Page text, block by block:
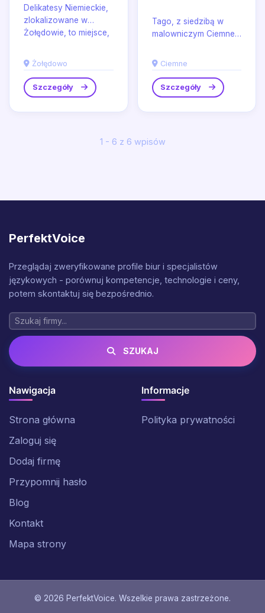
Delikatesy Niemieckie,
zlokalizowane w
Żołędowie, to miejsce,
kulinarnych doznań
spotyka się...
Żołędowo
Szczegóły
Tago, z siedzibą w
malowniczym Ciemne,
producent ciastek i
słodyczy, oferujący
produkty...
Ciemne
Szczegóły
1 - 6 z 6 wpisów
PerfektVoice
Przeglądaj zweryfikowane profile biur i specjalistów
językowych - porównuj kompetencje, technologie i ceny,
potem skontaktuj się bezpośrednio.
SZUKAJ
Nawigacja
Strona główna
Zaloguj się
Dodaj firmę
Przypomnij hasło
Blog
Kontakt
Mapa strony
Informacje
Polityka prywatności
© 2026 PerfektVoice. Wszelkie prawa zastrzeżone.